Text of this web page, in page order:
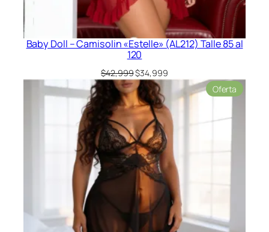
Baby Doll – Camisolin «Estelle» (AL212) Talle 85 al
120
$42,999El
precio
original
era:
$42,999.
$34,999El
precio
actual
es:
$34,999.
Oferta
en